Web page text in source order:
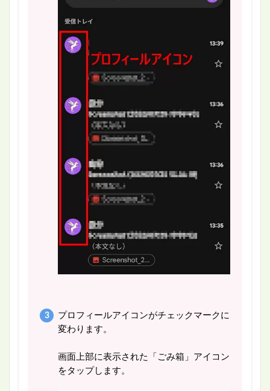
プロフィールアイコンがチェックマークに
変わります。
画面上部に表示された「ごみ箱」アイコン
をタップします。